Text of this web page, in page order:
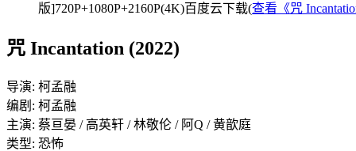
版]720P+1080P+2160P(4K)百度云下载(查看《咒
咒 Incantation (2022)
导演: 柯孟融
编剧: 柯孟融
主演: 蔡亘晏 / 高英轩 / 林敬伦 / 阿Q / 黄歆庭
类型: 恐怖